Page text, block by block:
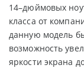
14–дюймовых
класса от
данную модель
возможность
яркости экрана